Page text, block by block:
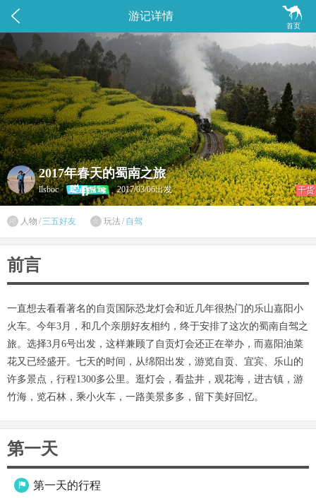
 
首页
游记详情
2017年春天的蜀南之旅
llsboc 2017/03/06出发 干货
 人物 / 三五好友  玩法 / 自驾
前言
一直想去看看著名的自贡国际恐龙灯会和近几年很热门的乐山嘉阳小
火车。今年3月，和几个亲朋好友相约，终于安排了这次的蜀南自驾之
旅。选择3月6号出发，这样兼顾了自贡灯会还正在举办，而嘉阳油菜
花又已经盛开。七天的时间，从绵阳出发，游览自贡、宜宾、乐山的
许多景点，行程1300多公里。逛灯会，看盐井，观花海，进古镇，游
竹海，览石林，乘小火车，一路美景多多，留下美好回忆。
第一天
 第一天的行程